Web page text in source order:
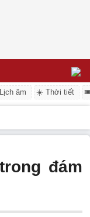
âm ☀️ Thời tiết
đám